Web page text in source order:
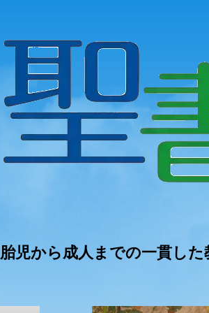
胎児から成人までの一貫し